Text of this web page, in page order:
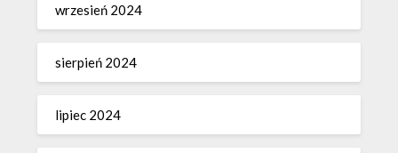
wrzesień 2024
sierpień 2024
lipiec 2024